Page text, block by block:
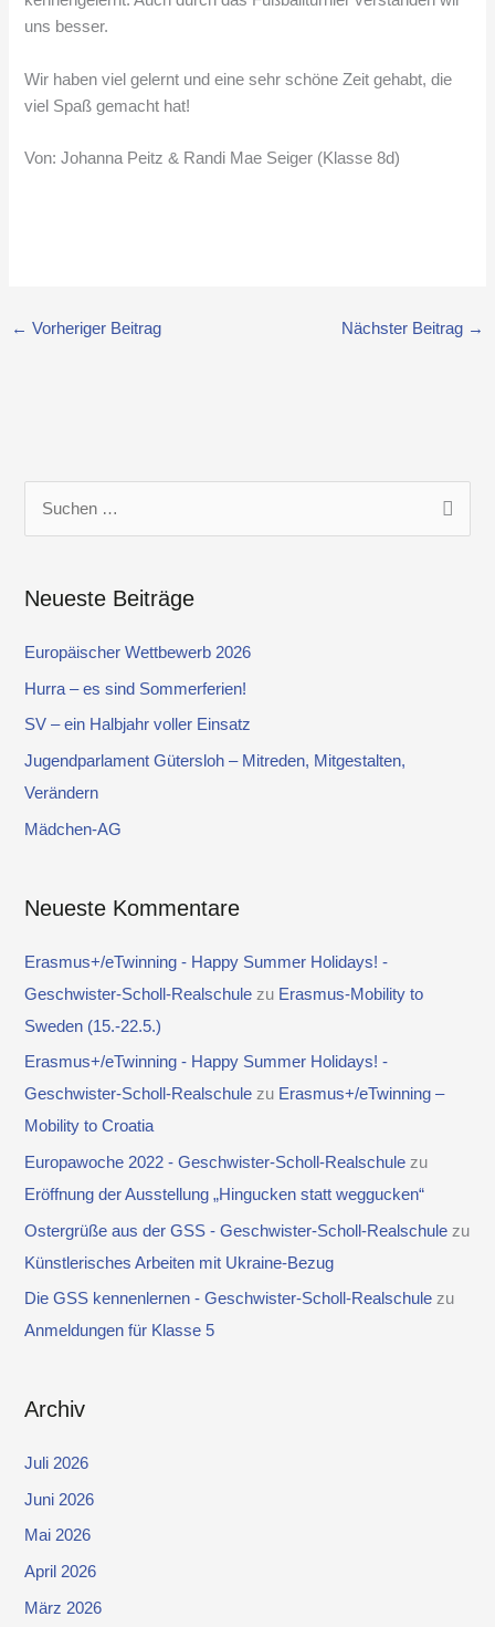
uns besser.
Wir haben viel gelernt und eine sehr schöne Zeit gehabt, die
viel Spaß gemacht hat!
Von: Johanna Peitz & Randi Mae Seiger (Klasse 8d)
← Vorheriger Beitrag Nächster Beitrag →
h
e
c
h
:
Neueste Beiträge
Europäischer Wettbewerb 2026
Hurra – es sind Sommerferien!
SV – ein Halbjahr voller Einsatz
Jugendparlament Gütersloh – Mitreden, Mitgestalten,
Verändern
Mädchen-AG
Neueste Kommentare
Erasmus+/eTwinning - Happy Summer Holidays! -
Geschwister-Scholl-Realschule zu Erasmus-Mobility to
Sweden (15.-22.5.)
Erasmus+/eTwinning - Happy Summer Holidays! -
Geschwister-Scholl-Realschule zu Erasmus+/eTwinning –
Mobility to Croatia
Europawoche 2022 - Geschwister-Scholl-Realschule zu
Eröffnung der Ausstellung „Hingucken statt weggucken“
Ostergrüße aus der GSS - Geschwister-Scholl-Realschule zu
Künstlerisches Arbeiten mit Ukraine-Bezug
Die GSS kennenlernen - Geschwister-Scholl-Realschule zu
Anmeldungen für Klasse 5
Archiv
Juli 2026
Juni 2026
Mai 2026
April 2026
März 2026